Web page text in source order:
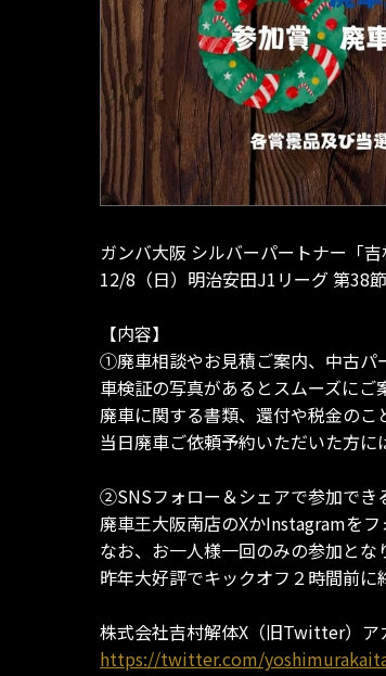
ガンバ大阪 シルバーパートナー「
12/8（日）明治安田J1リーグ 第38
【内容】
①廃車相談やお見積ご案内、中古パ
車検証の写真があるとスムーズにご
廃車に関する書類、還付や税金のこ
当日廃車ご依頼予約いただいた方に
②SNSフォロー＆シェアで参加でき
廃車王大阪南店のXかInstagramを
なお、お一人様一回のみの参加とな
昨年大好評でキックオフ２時間前に
株式会社吉村解体X（旧Twitter）ア
https://twitter.com/